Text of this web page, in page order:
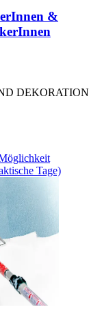
&
DEKORATION
Tage)